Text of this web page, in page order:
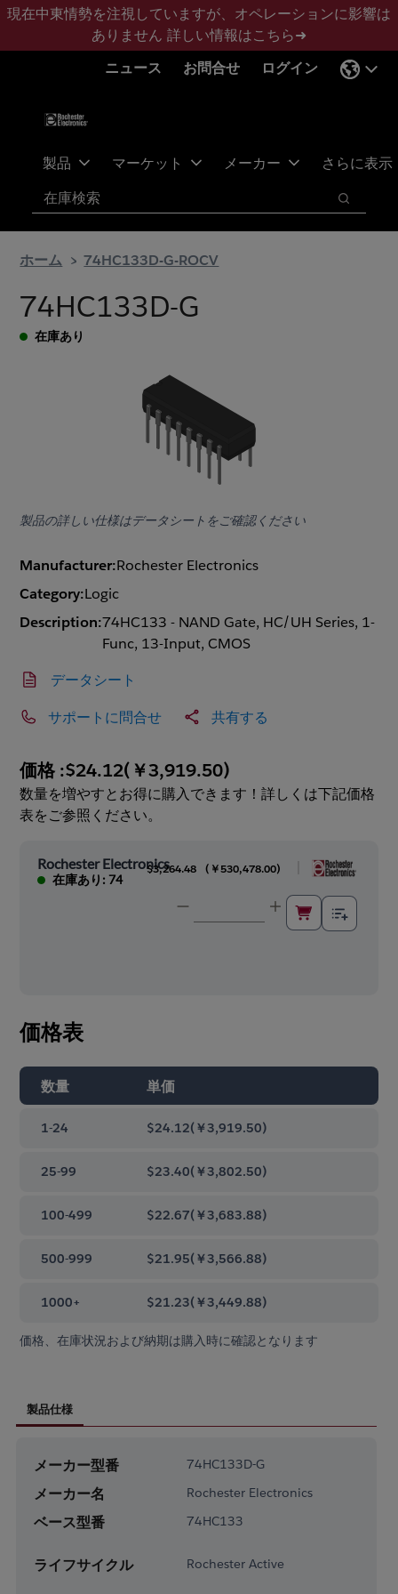
メ
ン
フ
タ
現在中東情勢を注視していますが、オペレーションに影響は
ありません 詳しい情報はこちら➜
ニュース
お問合せ ログイン
製品 マーケット メーカー さらに表示
検索
検索
ホーム 74HC133D-G-ROCV
74HC133D-G
在庫あり
製品の詳しい仕様はデータシートをご確認ください
Manufacturer:Rochester Electronics
Category:Logic
Description:74HC133 - NAND Gate, HC/UH Series, 1-
Func, 13-Input, CMOS
データシート
サポートに問合せ 共有する
価格 :$24.12(￥3,919.50)
数量を増やすとお得に購入できます！詳しくは下記価格
表をご参照ください。
Rochester Electronics
在庫あり: 74
$3,264.48 ( ￥530,478.00)
価格表
数量 単価
1-24 $24.12(￥3,919.50)
25-99 $23.40(￥3,802.50)
100-499 $22.67(￥3,683.88)
500-999 $21.95(￥3,566.88)
1000+ $21.23(￥3,449.88)
価格、在庫状況および納期は購入時に確認となります
製品仕様
メーカー型番 74HC133D-G
メーカー名 Rochester Electronics
ベース型番 74HC133
ライフサイクル Rochester Active